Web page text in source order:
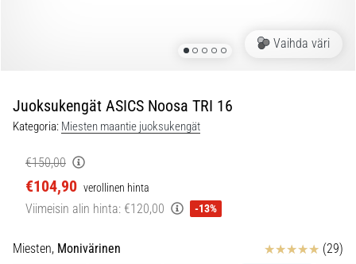
parempi
vaimennus?
Tutustu
kenkiin
maantie-
ja…
5. 8. 2026
Vaihda väri
Juoksukengät ASICS Noosa TRI 16
Kategoria: Miesten maantie juoksukengät
€150,00
€104,90 verollinen hinta
Viimeisin alin hinta: €120,00 -13%
Miesten, Monivärinen Arvostelut (29)